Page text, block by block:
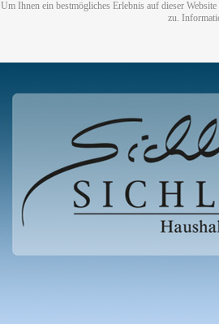
Um Ihnen ein bestmögliches Erlebnis auf dieser
zu.